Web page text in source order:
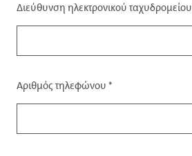
Στοιχεία
επικοινωνίας
Διεύθυνση ηλεκτρονικού ταχυδρομείου
Αριθμός τηλεφώνου *